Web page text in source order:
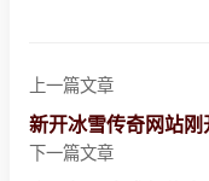
上一篇文章
新开冰雪传奇网站
下一篇文章